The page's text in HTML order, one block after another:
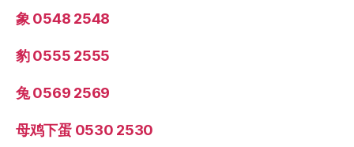
象 0548 2548
豹 0555 2555
兔 0569 2569
母鸡下蛋 0530 2530